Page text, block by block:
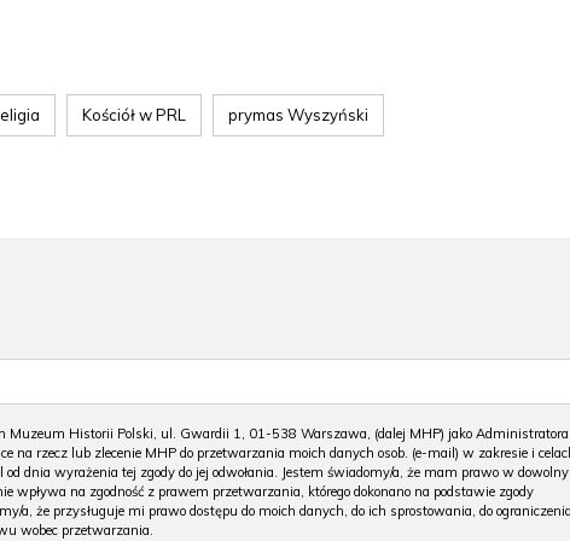
Kościół w PRL prymas Wyszyński
Muzeum Historii Polski, ul. Gwardii 1, 01-538 Warszawa, (dalej MHP) jako Administratora
na rzecz lub zlecenie MHP do przetwarzania moich danych osob. (e-mail) w zakresie i
dnia wyrażenia tej zgody do jej odwołania. Jestem świadomy/a, że mam prawo w
wpływa na zgodność z prawem przetwarzania, którego dokonano na podstawie zgody
a, że przysługuje mi prawo dostępu do moich danych, do ich sprostowania, do ograniczenia
wobec przetwarzania.